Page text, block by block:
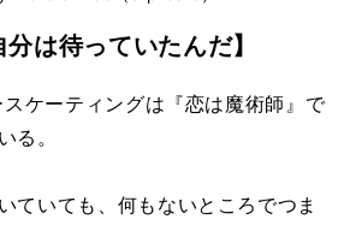
分は待っていたんだ】
ケーティングは『恋は魔術師』で
る。
ていても、何もないところでつま